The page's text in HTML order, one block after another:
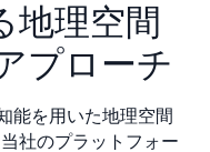
地理空間
プローチ
能を用いた地理空間
社のプラットフォー